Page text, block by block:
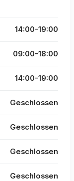
14:00–19:00
09:00–18:00
14:00–19:00
Geschlossen
Geschlossen
Geschlossen
Geschlossen